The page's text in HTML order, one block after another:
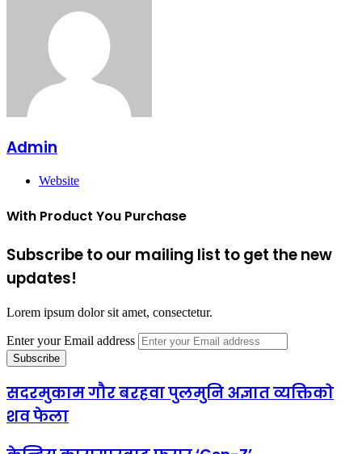
Admin
Website
With Product You Purchase
Subscribe to our mailing list to get the new
updates!
Lorem ipsum dolor sit amet, consectetur.
Enter your Email address
सदरमुकाम गौर बरहवा पुलमुनि अज्ञात व्यक्तिको
शव फेला